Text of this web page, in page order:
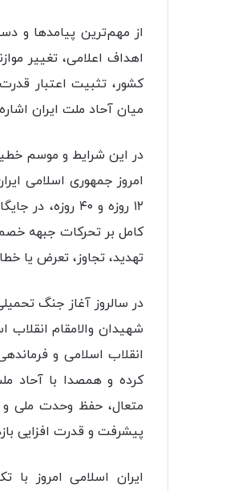
از مهم‌ترین پیامدها و
اهداف اعلامی، تغییر
کشور، تثبیت اعتبار
میان آحاد ملت ایران
در این شرایط و موسم
امروز جمهوری اسلامی
۱۲ روزه و ۴۰
کامل بر تحرکات جبهه
تهدید، تجاوز، تعرض یا
شهیدان والامقام انقلاب
انقلاب اسلامی و
کرده و همصدا با آحاد
متعال، حفظ وحدت ملی و
پیشرفت و قدرت افزایی
ایران اسلامی امروز با